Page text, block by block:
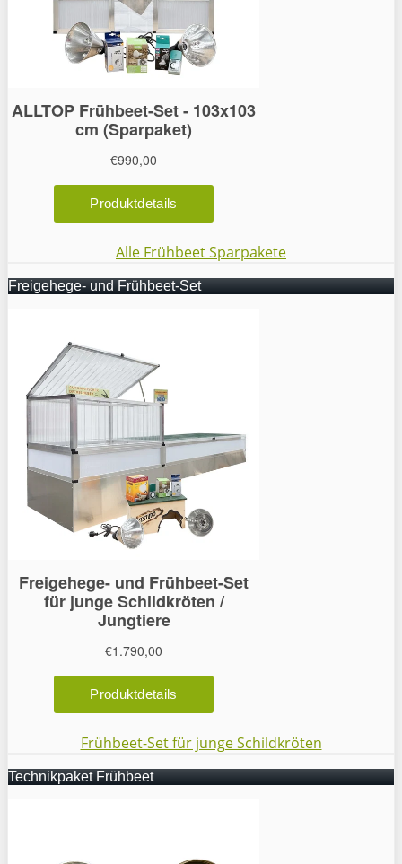
Alle Frühbeet Sparpakete
Freigehege- und Frühbeet-Set
Frühbeet-Set für junge Schildkröten
Technikpaket Frühbeet